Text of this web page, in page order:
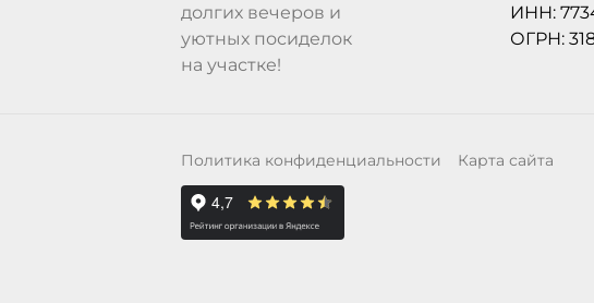
долгих вечеров и
уютных посиделок
на участке!
ИНН:
ОГРН:
Политика конфиденциальности Карта сайта